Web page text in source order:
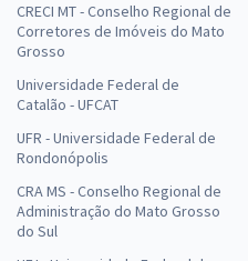
CRECI MT - Conselho Regional de
Corretores de Imóveis do Mato
Grosso
Universidade Federal de
Catalão - UFCAT
UFR - Universidade Federal de
Rondonópolis
CRA MS - Conselho Regional de
Administração do Mato Grosso
do Sul